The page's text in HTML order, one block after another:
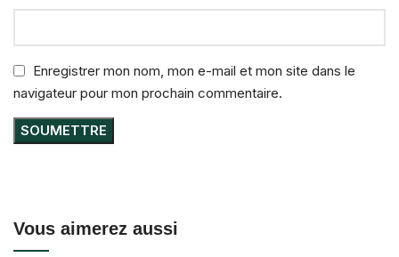
Enregistrer mon nom, mon e-mail et mon site dans le
navigateur pour mon prochain commentaire.
Vous aimerez aussi